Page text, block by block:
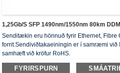
1,25Gb/s SFP 1490nm/1550nm 80km
Senditækin eru hönnuð fyrir Ethernet, Fibre
forrit.Sendiviðtakaeiningin er í samræmi við
samhæft við kröfur RoHS.
FYRIRSPURN